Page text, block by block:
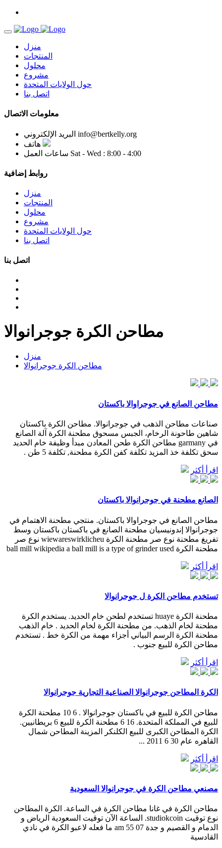
منزل
المنتجات
محلول
مشروع
حول الولايات المتحدة
اتصل بنا
معلومات الاتصال
البريد الإلكتروني info@bertkelly.org
هاتف
ساعات العمل Sat - Wed : 8:00 - 4:00
روابط إضافية
منزل
المنتجات
محلول
مشروع
حول الولايات المتحدة
اتصل بنا
اتصل بنا
مطاحن الكرة جوجرانوالا
منزل
مطاحن الكرة جوجرانوالا
مطاحن الصانع في جوجراوالا باكستان
صناعات مطاحن الذهب في جوجرانوالا. مطاحن الكرة باكستان
شاهين طاحونة الرخام، الجبس مسحوق مطحنة الكرة آلة الصانع
في garmany مطاحن الكرة طحن المعادن مبدأ وظيفة خام الحديد
سحق تكلفة خذ المزيد تكلفة كفن الكرة مطحنة, تكلفة 5 طن .
اقرأ أكثر
الصانع مطحنة في جوجرانوالا باكستان
مطاحن الصانع في جوجراوالا باكستان. منتجي مطحنة الاهتمام في
جوجرانوالا إندونيسيان مطحنة الصانع في باكستان باكستان وسط
تفريغ مطحنة نوع صر مطحنة الكرة wiewareswirklicheu نوع صر
مطحنة الكرة ball mill wikipedia a ball mill is a type of grinder used
اقرأ أكثر
تستخدم مطاحن الكرة ل جوجرانوالا
مطحنة الكرة huaye تستخدم لطحن خام الحديد. يستخدم الكرة
مطحنة لخام الذهب. من مطحنة الكرة لخام الحديد . خام الذهب
مطحنة الكرة الرسم البياني أجزاء مهمة من الكرة خط . تستخدم
مطاحن الكرة للبيع جنوب .
اقرأ أكثر
الكرة المطاحن جوجرانوالا الصناعية التجارية جوجرانوالا
مطاحن الكرة للبيع في باكستان جوجرانوالا . 6 10 مطحنة الكرة
للبيع في المملكة المتحدة. 16 6 مطحنة الكرة للبيع 6 بريطانيين.
الكرة المطاحن الكبرى للبيع الكلنكر المزينة المطاحن شمال
القاهره عام 30 6 2011 ...
اقرأ أكثر
مصنعي مطاحن الكرة في جوجرانوالا السعودية
مطاحن الكرة في غانا مطاحن الكرة في الساعة. الكرة المطاحن
نوع توقيت studiokcoin. الساعة الآن توقيت السعودية الرياض و
الدمام و القصيم و جدة 07 55 am ما فعله لاعبو الكرة في نادي
القادسية